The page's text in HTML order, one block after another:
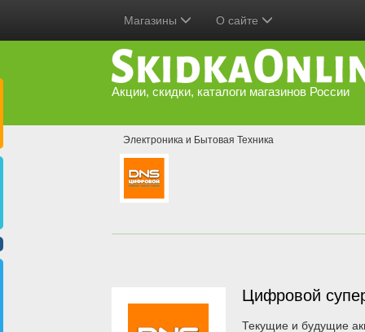
Магазины О сайте
Акции, скидки, каталоги магазинов России
Электроника и Бытовая Техника
Цифровой
Текущие и будущие